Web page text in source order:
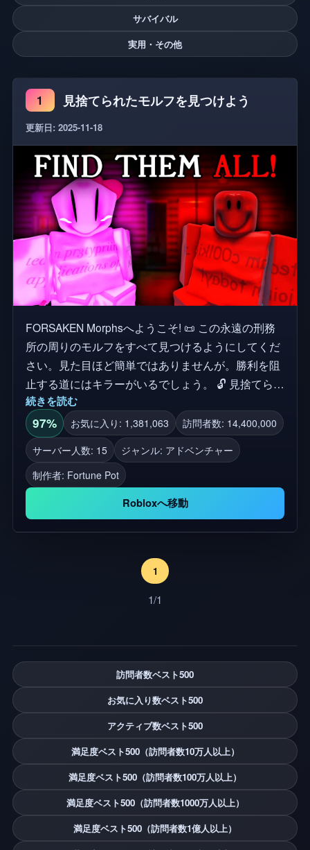
サバイバル
実用・その他
1 見捨てられたモルフを見つけよう
更新日: 2025-11-18
FORSAKEN Morphsへようこそ! 📜 この永遠の刑務
所の周りのモルフをすべて見つけるようにしてくだ
さい。見た目ほど簡単ではありませんが。勝利を阻
止する道にはキラーがいるでしょう。 🔓 見捨てられ
たプレイヤーから40種類以上のモルフをアンロック
🔴 1x1x1x1、Guest 666、Sonic.EXEなどのキラーを
脱出する タグ: Forsaken, Gubby, Forsaken Roleplay,
Morphs, Find The Morph クレジット: このゲーム
は、FANMADE & ALL CREDITS to the Forsaken Dev
Teamです。問題がある場合は、まず私達に連絡し
てください!
続きを読む
97% お気に入り: 1,381,063
訪問者数: 14,400,000
サーバー人数: 15
ジャンル: アドベンチャー
制作者: Fortune Pot
Robloxへ移動
1
1/1
訪問者数ベスト500
お気に入り数ベスト500
アクティブ数ベスト500
満足度ベスト500（訪問者数10万人以上）
満足度ベスト500（訪問者数100万人以上）
満足度ベスト500（訪問者数1000万人以上）
満足度ベスト500（訪問者数1億人以上）